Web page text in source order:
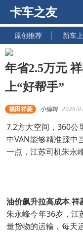
卡车之友
原创推荐 新车
年省2.5万元
上“好帮手”
福田祥菱 小编辑 2026-
7.2方大空间，360公
中VAN能够精准踩中
一点，江苏司机朱永
油价飙升拉高成本
朱永峰今年36岁，江
量货物的运输，每天